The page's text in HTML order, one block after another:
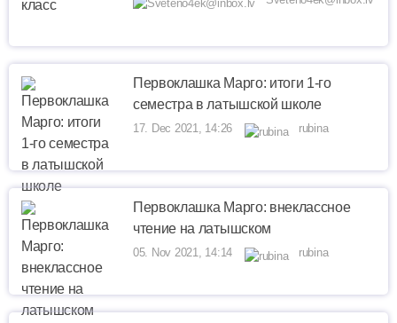
Первоклашка Марго: итоги 1-го
семестра в латышской школе
17. Dec 2021, 14:26 rubina
Первоклашка Марго: внеклассное
чтение на латышском
05. Nov 2021, 14:14 rubina